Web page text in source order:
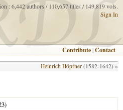
: 6,442 authors / 110,657 titles / 149,819 vols.
Sign In
Contribute |Contact
Heinrich Höpfner (1582-1642) »